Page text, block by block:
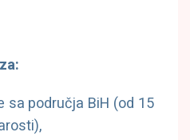
sa područja BiH (od 15